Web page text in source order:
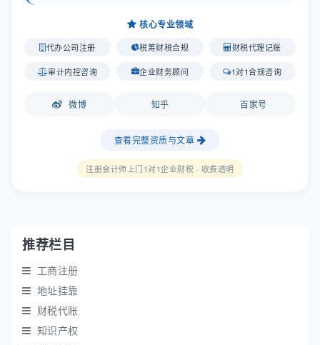
核心专业领域
代办公司注册 税筹财税合规 财税代理记账
审计内控咨询 企业财务顾问 1对1合规咨询
微博 知乎 百家号
查看完整资质与文章
注册会计师上门1对1企业财税 · 收费透明
推荐栏目
工商注册
地址挂靠
财税代账
知识产权